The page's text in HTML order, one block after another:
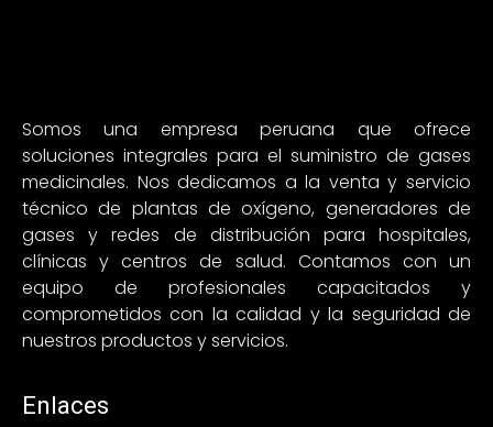
Somos una empresa peruana que ofrece
soluciones integrales para el suministro de gases
medicinales. Nos dedicamos a la venta y servicio
técnico de plantas de oxígeno, generadores de
gases y redes de distribución para hospitales,
clínicas y centros de salud. Contamos con un
equipo de profesionales capacitados y
comprometidos con la calidad y la seguridad de
nuestros productos y servicios.
Enlaces